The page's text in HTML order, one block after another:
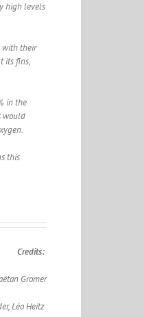
high levels
with their
its fins,
in the
would
this
Credits:
Gromer
Léo Heitz